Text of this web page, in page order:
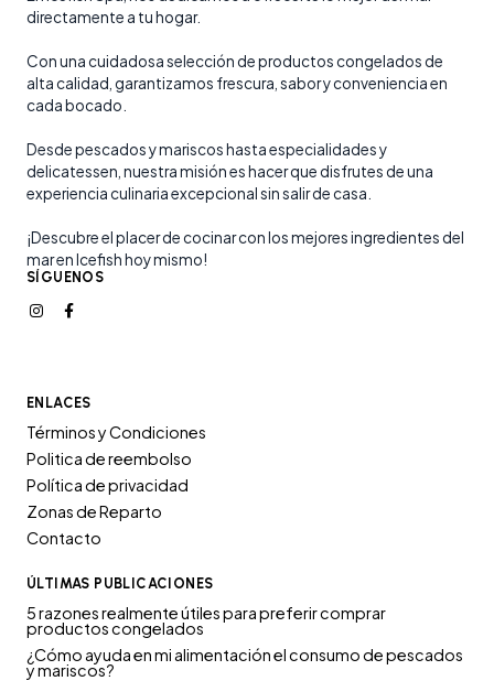
directamente a tu hogar.
Con una cuidadosa selección de productos congelados de
alta calidad, garantizamos frescura, sabor y conveniencia en
cada bocado.
Desde pescados y mariscos hasta especialidades y
delicatessen, nuestra misión es hacer que disfrutes de una
experiencia culinaria excepcional sin salir de casa.
¡Descubre el placer de cocinar con los mejores ingredientes del
mar en Icefish hoy mismo!
SÍGUENOS
ENLACES
Términos y Condiciones
Politica de reembolso
Política de privacidad
Zonas de Reparto
Contacto
ÚLTIMAS PUBLICACIONES
5 razones realmente útiles para preferir comprar
productos congelados
¿Cómo ayuda en mi alimentación el consumo de pescados
y mariscos?